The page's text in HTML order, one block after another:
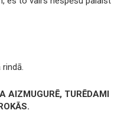
AIZMUGURĒ, TURĒDAMI